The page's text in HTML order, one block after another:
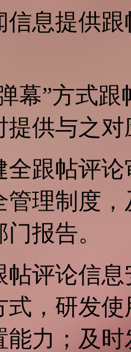
信息提供
幕”方式
提供与之
全跟帖评
管理制度
报告。
帖评论信
式，研发
能力；及